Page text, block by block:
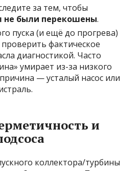
за тем, чтобы
не были перекошены.
пуска (и ещё до прогрева)
фактическое
диагностикой. Часто
умирает из-за низкого
— усталый насос или
и
коллектора/турбины